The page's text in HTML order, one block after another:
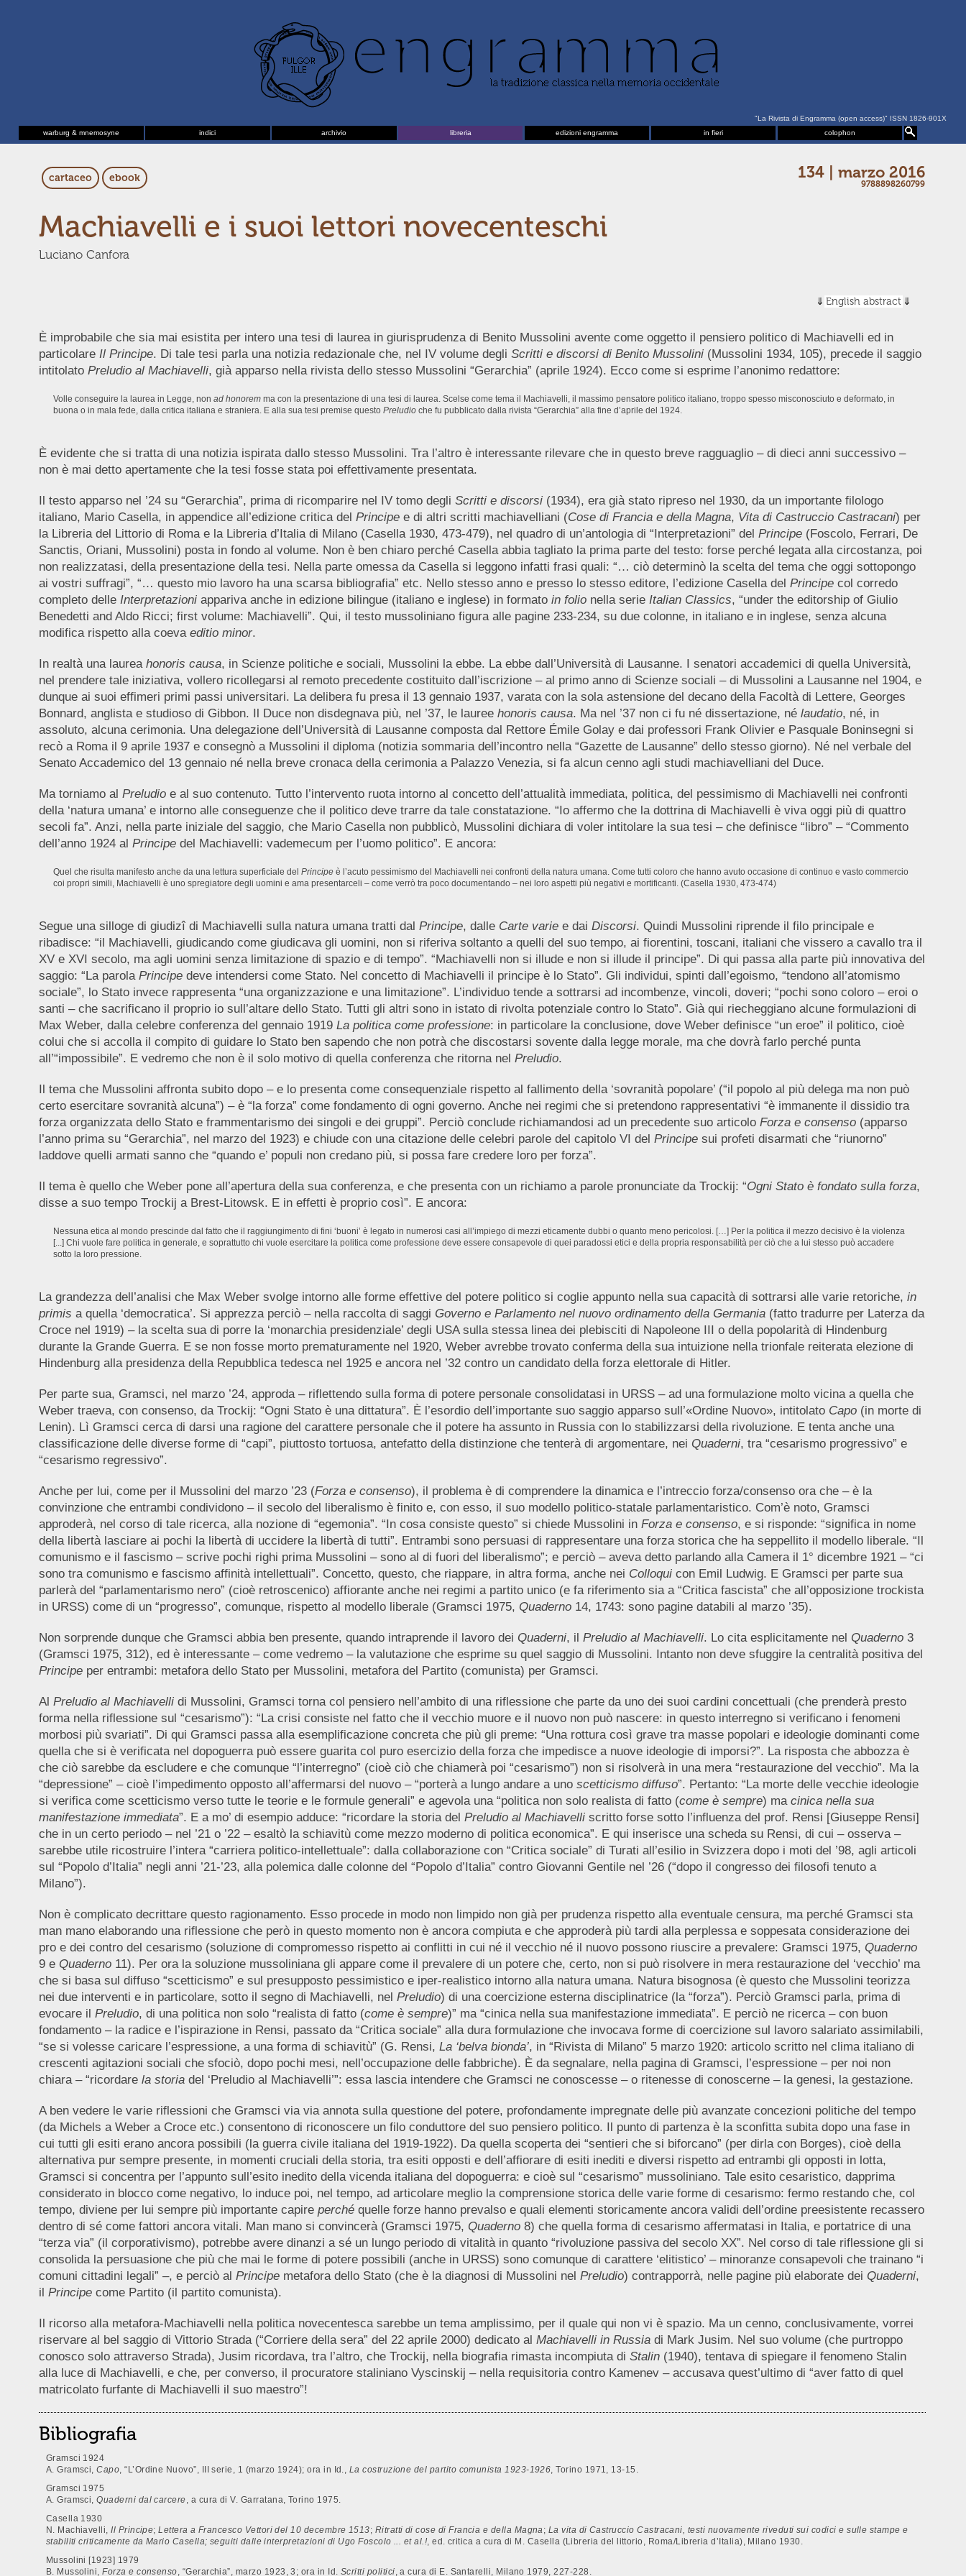
"La Rivista di Engramma (open access)" ISSN 1826-901X
warburg & mnemosyne
indici archivio libreria edizioni engramma in fieri colophon
cartaceo ebook 134 | marzo 2016
9788898260799
Machiavelli e i suoi lettori novecenteschi
Luciano Canfora
English abstract
È improbabile che sia mai esistita per intero una tesi di laurea in giurisprudenza di Benito Mussolini avente come oggetto il pensiero politico di Machiavelli ed in
particolare Il Principe. Di tale tesi parla una notizia redazionale che, nel IV volume degli Scritti e discorsi di Benito Mussolini(Mussolini 1934, 105), precede il saggio
intitolato Preludio al Machiavelli, già apparso nella rivista dello stesso Mussolini “Gerarchia” (aprile 1924). Ecco come si esprime l’anonimo redattore:
Volle conseguire la laurea in Legge, non ad honoremma con la presentazione di una tesi di laurea. Scelse come tema il Machiavelli, il massimo pensatore politico italiano, troppo spesso misconosciuto e deformato, in
buona o in mala fede, dalla critica italiana e straniera. E alla sua tesi premise questo Preludioche fu pubblicato dalla rivista “Gerarchia” alla fine d’aprile del 1924.
È evidente che si tratta di una notizia ispirata dallo stesso Mussolini. Tra l’altro è interessante rilevare che in questo breve ragguaglio – di dieci anni successivo –
non è mai detto apertamente che la tesi fosse stata poi effettivamente presentata.
Il testo apparso nel ’24 su “Gerarchia”, prima di ricomparire nel IV tomo degli Scritti e discorsi(1934), era già stato ripreso nel 1930, da un importante filologo
italiano, Mario Casella, in appendice all’edizione critica del Principee di altri scritti machiavelliani (Cose di Francia e della Magna, Vita di Castruccio Castracani) per
la Libreria del Littorio di Roma e la Libreria d’Italia di Milano (Casella 1930, 473-479), nel quadro di un’antologia di “Interpretazioni” del Principe(Foscolo, Ferrari, De
Sanctis, Oriani, Mussolini) posta in fondo al volume. Non è ben chiaro perché Casella abbia tagliato la prima parte del testo: forse perché legata alla circostanza, poi
non realizzatasi, della presentazione della tesi. Nella parte omessa da Casella si leggono infatti frasi quali: “… ciò determinò la scelta del tema che oggi sottopongo
ai vostri suffragi”, “… questo mio lavoro ha una scarsa bibliografia” etc. Nello stesso anno e presso lo stesso editore, l’edizione Casella del Principecol corredo
completo delle Interpretazioniappariva anche in edizione bilingue (italiano e inglese) in formato in folionella serie Italian Classics, “under the editorship of Giulio
Benedetti and Aldo Ricci; first volume: Machiavelli”. Qui, il testo mussoliniano figura alle pagine 233-234, su due colonne, in italiano e in inglese, senza alcuna
modifica rispetto alla coeva editio minor.
In realtà una laurea honoris causa, in Scienze politiche e sociali, Mussolini la ebbe. La ebbe dall’Università di Lausanne. I senatori accademici di quella Università,
nel prendere tale iniziativa, vollero ricollegarsi al remoto precedente costituito dall’iscrizione – al primo anno di Scienze sociali – di Mussolini a Lausanne nel 1904, e
dunque ai suoi effimeri primi passi universitari. La delibera fu presa il 13 gennaio 1937, varata con la sola astensione del decano della Facoltà di Lettere, Georges
Bonnard, anglista e studioso di Gibbon. Il Duce non disdegnava più, nel ’37, le lauree honoris causa. Ma nel ’37 non ci fu né dissertazione, né laudatio, né, in
assoluto, alcuna cerimonia. Una delegazione dell’Università di Lausanne composta dal Rettore Émile Golay e dai professori Frank Olivier e Pasquale Boninsegni si
recò a Roma il 9 aprile 1937 e consegnò a Mussolini il diploma (notizia sommaria dell’incontro nella “Gazette de Lausanne” dello stesso giorno). Né nel verbale del
Senato Accademico del 13 gennaio né nella breve cronaca della cerimonia a Palazzo Venezia, si fa alcun cenno agli studi machiavelliani del Duce.
Ma torniamo al Preludioe al suo contenuto. Tutto l’intervento ruota intorno al concetto dell’attualità immediata, politica, del pessimismo di Machiavelli nei confronti
della ‘natura umana’ e intorno alle conseguenze che il politico deve trarre da tale constatazione. “Io affermo che la dottrina di Machiavelli è viva oggi più di quattro
secoli fa”. Anzi, nella parte iniziale del saggio, che Mario Casella non pubblicò, Mussolini dichiara di voler intitolare la sua tesi – che definisce “libro” – “Commento
dell’anno 1924 al Principedel Machiavelli: vademecum per l’uomo politico”. E ancora:
Quel che risulta manifesto anche da una lettura superficiale del Principe è l’acuto pessimismo del Machiavelli nei confronti della natura umana. Come tutti coloro che hanno avuto occasione di continuo e vasto commercio
coi propri simili, Machiavelli è uno spregiatore degli uomini e ama presentarceli – come verrò tra poco documentando – nei loro aspetti più negativi e mortificanti. (Casella 1930, 473-474)
Segue una silloge di giudizî di Machiavelli sulla natura umana tratti dal Principe, dalle Carte variee dai Discorsi. Quindi Mussolini riprende il filo principale e
ribadisce: “il Machiavelli, giudicando come giudicava gli uomini, non si riferiva soltanto a quelli del suo tempo, ai fiorentini, toscani, italiani che vissero a cavallo tra il
XV e XVI secolo, ma agli uomini senza limitazione di spazio e di tempo”. “Machiavelli non si illude e non si illude il principe”. Di qui passa alla parte più innovativa del
saggio: “La parola Principedeve intendersi come Stato. Nel concetto di Machiavelli il principe è lo Stato”. Gli individui, spinti dall’egoismo, “tendono all’atomismo
sociale”, lo Stato invece rappresenta “una organizzazione e una limitazione”. L’individuo tende a sottrarsi ad incombenze, vincoli, doveri; “pochi sono coloro – eroi o
santi – che sacrificano il proprio io sull’altare dello Stato. Tutti gli altri sono in istato di rivolta potenziale contro lo Stato”. Già qui riecheggiano alcune formulazioni di
Max Weber, dalla celebre conferenza del gennaio 1919 La politica come professione: in particolare la conclusione, dove Weber definisce “un eroe” il politico, cioè
colui che si accolla il compito di guidare lo Stato ben sapendo che non potrà che discostarsi sovente dalla legge morale, ma che dovrà farlo perché punta
all’“impossibile”. E vedremo che non è il solo motivo di quella conferenza che ritorna nel Preludio.
Il tema che Mussolini affronta subito dopo – e lo presenta come consequenziale rispetto al fallimento della ‘sovranità popolare’ (“il popolo al più delega ma non può
certo esercitare sovranità alcuna”) – è “la forza” come fondamento di ogni governo. Anche nei regimi che si pretendono rappresentativi “è immanente il dissidio tra
forza organizzata dello Stato e frammentarismo dei singoli e dei gruppi”. Perciò conclude richiamandosi ad un precedente suo articolo Forza e consenso(apparso
l’anno prima su “Gerarchia”, nel marzo del 1923) e chiude con una citazione delle celebri parole del capitolo VI del Principesui profeti disarmati che “riunorno”
laddove quelli armati sanno che “quando e’ populi non credano più, si possa fare credere loro per forza”.
Il tema è quello che Weber pone all’apertura della sua conferenza, e che presenta con un richiamo a parole pronunciate da Trockij: “Ogni Stato è fondato sulla forza,
disse a suo tempo Trockij a Brest-Litowsk. E in effetti è proprio così”. E ancora:
Nessuna etica al mondo prescinde dal fatto che il raggiungimento di fini ‘buoni’ è legato in numerosi casi all’impiego di mezzi eticamente dubbi o quanto meno pericolosi. […] Per la politica il mezzo decisivo è la violenza
[...] Chi vuole fare politica in generale, e soprattutto chi vuole esercitare la politica come professione deve essere consapevole di quei paradossi etici e della propria responsabilità per ciò che a lui stesso può accadere
sotto la loro pressione.
La grandezza dell’analisi che Max Weber svolge intorno alle forme effettive del potere politico si coglie appunto nella sua capacità di sottrarsi alle varie retoriche, in
primis a quella ‘democratica’. Si apprezza perciò – nella raccolta di saggi Governo e Parlamento nel nuovo ordinamento della Germania(fatto tradurre per Laterza da
Croce nel 1919) – la scelta sua di porre la ‘monarchia presidenziale’ degli USA sulla stessa linea dei plebisciti di Napoleone III o della popolarità di Hindenburg
durante la Grande Guerra. E se non fosse morto prematuramente nel 1920, Weber avrebbe trovato conferma della sua intuizione nella trionfale reiterata elezione di
Hindenburg alla presidenza della Repubblica tedesca nel 1925 e ancora nel ’32 contro un candidato della forza elettorale di Hitler.
Per parte sua, Gramsci, nel marzo ’24, approda – riflettendo sulla forma di potere personale consolidatasi in URSS – ad una formulazione molto vicina a quella che
Weber traeva, con consenso, da Trockij: “Ogni Stato è una dittatura”. È l’esordio dell’importante suo saggio apparso sull’«Ordine Nuovo», intitolato Capo(in morte di
Lenin). Lì Gramsci cerca di darsi una ragione del carattere personale che il potere ha assunto in Russia con lo stabilizzarsi della rivoluzione. E tenta anche una
classificazione delle diverse forme di “capi”, piuttosto tortuosa, antefatto della distinzione che tenterà di argomentare, nei Quaderni, tra “cesarismo progressivo” e
“cesarismo regressivo”.
Anche per lui, come per il Mussolini del marzo ’23 (Forza e consenso), il problema è di comprendere la dinamica e l’intreccio forza/consenso ora che – è la
convinzione che entrambi condividono – il secolo del liberalismo è finito e, con esso, il suo modello politico-statale parlamentaristico. Com’è noto, Gramsci
approderà, nel corso di tale ricerca, alla nozione di “egemonia”. “In cosa consiste questo” si chiede Mussolini in Forza e consenso, e si risponde: “significa in nome
della libertà lasciare ai pochi la libertà di uccidere la libertà di tutti”. Entrambi sono persuasi di rappresentare una forza storica che ha seppellito il modello liberale. “Il
comunismo e il fascismo – scrive pochi righi prima Mussolini – sono al di fuori del liberalismo”; e perciò – aveva detto parlando alla Camera il 1° dicembre 1921 – “ci
sono tra comunismo e fascismo affinità intellettuali”. Concetto, questo, che riappare, in altra forma, anche nei Colloqui con Emil Ludwig. E Gramsci per parte sua
parlerà del “parlamentarismo nero” (cioè retroscenico) affiorante anche nei regimi a partito unico (e fa riferimento sia a “Critica fascista” che all’opposizione trockista
in URSS) come di un “progresso”, comunque, rispetto al modello liberale (Gramsci 1975, Quaderno14, 1743: sono pagine databili al marzo ’35).
Non sorprende dunque che Gramsci abbia ben presente, quando intraprende il lavoro dei Quaderni, il Preludio al Machiavelli. Lo cita esplicitamente nel Quaderno 3
(Gramsci 1975, 312), ed è interessante – come vedremo – la valutazione che esprime su quel saggio di Mussolini. Intanto non deve sfuggire la centralità positiva del
Principeper entrambi: metafora dello Stato per Mussolini, metafora del Partito (comunista) per Gramsci.
Al Preludio al Machiavellidi Mussolini, Gramsci torna col pensiero nell’ambito di una riflessione che parte da uno dei suoi cardini concettuali (che prenderà presto
forma nella riflessione sul “cesarismo”): “La crisi consiste nel fatto che il vecchio muore e il nuovo non può nascere: in questo interregno si verificano i fenomeni
morbosi più svariati”. Di qui Gramsci passa alla esemplificazione concreta che più gli preme: “Una rottura così grave tra masse popolari e ideologie dominanti come
quella che si è verificata nel dopoguerra può essere guarita col puro esercizio della forza che impedisce a nuove ideologie di imporsi?”. La risposta che abbozza è
che ciò sarebbe da escludere e che comunque “l’interregno” (cioè ciò che chiamerà poi “cesarismo”) non si risolverà in una mera “restaurazione del vecchio”. Ma la
“depressione” – cioè l’impedimento opposto all’affermarsi del nuovo – “porterà a lungo andare a uno scetticismo diffuso”. Pertanto: “La morte delle vecchie ideologie
si verifica come scetticismo verso tutte le teorie e le formule generali” e agevola una “politica non solo realista di fatto (come è sempre) ma cinica nella sua
manifestazione immediata”. E a mo’ di esempio adduce: “ricordare la storia del Preludio al Machiavelliscritto forse sotto l’influenza del prof. Rensi [Giuseppe Rensi]
che in un certo periodo – nel ’21 o ’22 – esaltò la schiavitù come mezzo moderno di politica economica”. E qui inserisce una scheda su Rensi, di cui – osserva –
sarebbe utile ricostruire l’intera “carriera politico-intellettuale”: dalla collaborazione con “Critica sociale” di Turati all’esilio in Svizzera dopo i moti del ’98, agli articoli
sul “Popolo d’Italia” negli anni ’21-’23, alla polemica dalle colonne del “Popolo d’Italia” contro Giovanni Gentile nel ’26 (“dopo il congresso dei filosofi tenuto a
Milano”).
Non è complicato decrittare questo ragionamento. Esso procede in modo non limpido non già per prudenza rispetto alla eventuale censura, ma perché Gramsci sta
man mano elaborando una riflessione che però in questo momento non è ancora compiuta e che approderà più tardi alla perplessa e soppesata considerazione dei
pro e dei contro del cesarismo (soluzione di compromesso rispetto ai conflitti in cui né il vecchio né il nuovo possono riuscire a prevalere: Gramsci 1975, Quaderno
9 e Quaderno11). Per ora la soluzione mussoliniana gli appare come il prevalere di un potere che, certo, non si può risolvere in mera restaurazione del ‘vecchio’ ma
che si basa sul diffuso “scetticismo” e sul presupposto pessimistico e iper-realistico intorno alla natura umana. Natura bisognosa (è questo che Mussolini teorizza
nei due interventi e in particolare, sotto il segno di Machiavelli, nel Preludio) di una coercizione esterna disciplinatrice (la “forza”). Perciò Gramsci parla, prima di
evocare il Preludio, di una politica non solo “realista di fatto (come è sempre)” ma “cinica nella sua manifestazione immediata”. E perciò ne ricerca – con buon
fondamento – la radice e l’ispirazione in Rensi, passato da “Critica sociale” alla dura formulazione che invocava forme di coercizione sul lavoro salariato assimilabili,
“se si volesse caricare l’espressione, a una forma di schiavitù” (G. Rensi, La ‘belva bionda’, in “Rivista di Milano” 5 marzo 1920: articolo scritto nel clima italiano di
crescenti agitazioni sociali che sfociò, dopo pochi mesi, nell’occupazione delle fabbriche). È da segnalare, nella pagina di Gramsci, l’espressione – per noi non
chiara – “ricordare la storiadel ‘Preludio al Machiavelli’”: essa lascia intendere che Gramsci ne conoscesse – o ritenesse di conoscerne – la genesi, la gestazione.
A ben vedere le varie riflessioni che Gramsci via via annota sulla questione del potere, profondamente impregnate delle più avanzate concezioni politiche del tempo
(da Michels a Weber a Croce etc.) consentono di riconoscere un filo conduttore del suo pensiero politico. Il punto di partenza è la sconfitta subita dopo una fase in
cui tutti gli esiti erano ancora possibili (la guerra civile italiana del 1919-1922). Da quella scoperta dei “sentieri che si biforcano” (per dirla con Borges), cioè della
alternativa pur sempre presente, in momenti cruciali della storia, tra esiti opposti e dell’affiorare di esiti inediti e diversi rispetto ad entrambi gli opposti in lotta,
Gramsci si concentra per l’appunto sull’esito inedito della vicenda italiana del dopoguerra: e cioè sul “cesarismo” mussoliniano. Tale esito cesaristico, dapprima
considerato in blocco come negativo, lo induce poi, nel tempo, ad articolare meglio la comprensione storica delle varie forme di cesarismo: fermo restando che, col
tempo, diviene per lui sempre più importante capire perchéquelle forze hanno prevalso e quali elementi storicamente ancora validi dell’ordine preesistente recassero
dentro di sé come fattori ancora vitali. Man mano si convincerà (Gramsci 1975, Quaderno8) che quella forma di cesarismo affermatasi in Italia, e portatrice di una
“terza via” (il corporativismo), potrebbe avere dinanzi a sé un lungo periodo di vitalità in quanto “rivoluzione passiva del secolo XX”. Nel corso di tale riflessione gli si
consolida la persuasione che più che mai le forme di potere possibili (anche in URSS) sono comunque di carattere ‘elitistico’ – minoranze consapevoli che trainano “i
comuni cittadini legali” –, e perciò al Principemetafora dello Stato (che è la diagnosi di Mussolini nel Preludio) contrapporrà, nelle pagine più elaborate dei Quaderni,
il Principecome Partito (il partito comunista).
Il ricorso alla metafora-Machiavelli nella politica novecentesca sarebbe un tema amplissimo, per il quale qui non vi è spazio. Ma un cenno, conclusivamente, vorrei
riservare al bel saggio di Vittorio Strada (“Corriere della sera” del 22 aprile 2000) dedicato al Machiavelli in Russiadi Mark Jusim. Nel suo volume (che purtroppo
conosco solo attraverso Strada), Jusim ricordava, tra l’altro, che Trockij, nella biografia rimasta incompiuta di Stalin(1940), tentava di spiegare il fenomeno Stalin
alla luce di Machiavelli, e che, per converso, il procuratore staliniano Vyscinskij – nella requisitoria contro Kamenev – accusava quest’ultimo di “aver fatto di quel
matricolato furfante di Machiavelli il suo maestro”!
Bibliografia
Gramsci 1924
A. Gramsci,Capo , “L’Ordine Nuovo”, III serie, 1 (marzo 1924); ora in Id., La costruzione del partito comunista 1923-1926 , Torino 1971, 13-15.
Gramsci 1975
A. Gramsci,Quaderni dal carcere , a cura di V. Garratana, Torino 1975.
Casella 1930
N. Machiavelli,
Il Principe;Lettera a Francesco Vettori del 10 decembre 1513; Ritratti di cose di Francia e della Magna ; La vita di Castruccio Castracani, testi nuovamente riveduti sui codici e sulle stampe e
stabiliti criticamente da Mario Casella; seguiti dalle interpretazioni di Ugo Foscolo ... et al.! ed. critica a cura di M. Casella (Libreria del littorio, Roma/Libreria d’Italia), Milano 1930.
Mussolini [1923] 1979
B. Mussolini,Forza e consenso , “Gerarchia”, marzo 1923, 3; ora in Id.Scritti politici , a cura di E. Santarelli, Milano 1979, 227-228.